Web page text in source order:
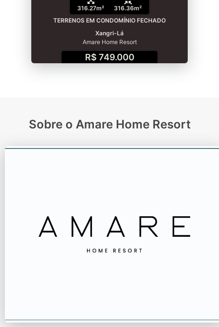
316.27m²
316.36m²
TERRENOS EM CONDOMÍNIO FECHADO
Xangri-Lá
Amare Home Resort
R$ 749.000
Sobre o Amare Home Resort